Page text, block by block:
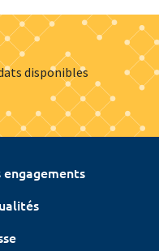
disponibles
engagements